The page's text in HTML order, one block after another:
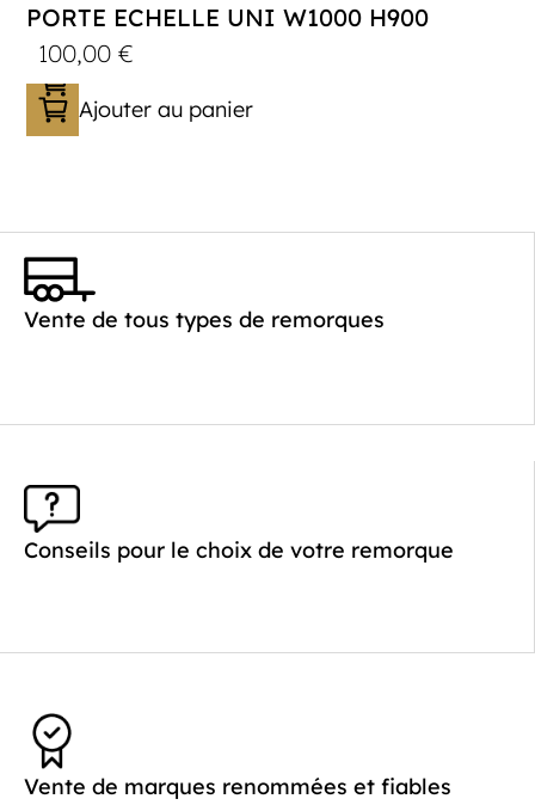
PORTE ECHELLE UNI W1000 H900
100,00€
Ajouter au panier
Vente de tous types de remorques
Conseils pour le choix de votre remorque
Vente de marques renommées et fiables